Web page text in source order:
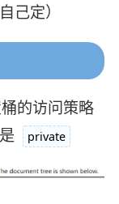
己定）
的访问策略
private